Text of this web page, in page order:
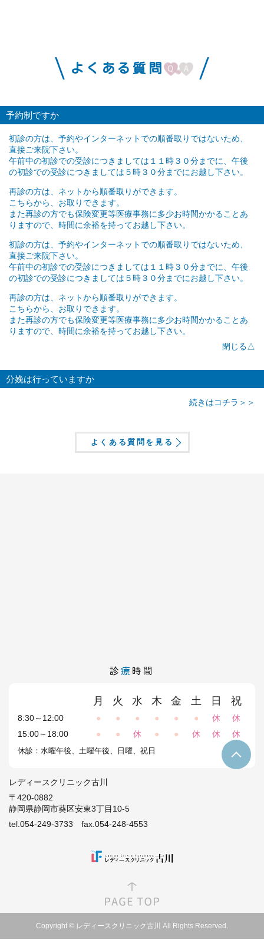
よくある質問
予約制ですか
初診の方は、予約やインターネットでの順番取りではないため、
直接ご来院下さい。
午前中の初診での受診につきましては１１時３０分までに、午後
の初診での受診につきましては５時３０分までにお越し下さい。
再診の方は、ネットから順番取りができます。
こちらから、お取りできます。
また再診の方でも保険変更等医療事務に多少お時間かかることあ
りますので、時間に余裕を持ってお越し下さい。
初診の方は、予約やインターネットでの順番取りではないため、
直接ご来院下さい。
午前中の初診での受診につきましては１１時３０分までに、午後
の初診での受診につきましては５時３０分までにお越し下さい。
再診の方は、ネットから順番取りができます。
こちらから、お取りできます。
また再診の方でも保険変更等医療事務に多少お時間かかることあ
りますので、時間に余裕を持ってお越し下さい。
閉じる△
分娩は行っていますか
続きはコチラ＞＞
よくある質問を見る
診 療 時間
月 火 水 木 金 土 日 祝
8:30～12:00 ● ● ● ● ● ● 休
休
15:00～18:00
● ● 休 ● ● 休 休 休
休診：水曜午後、土曜午後、日曜、祝日
レディースクリニック古川
〒420-0882
静岡県静岡市葵区安東3丁目10-5
tel.054-249-3733 fax.054-248-4553
Copyright © レディースクリニック古川 All Rights Reserved.